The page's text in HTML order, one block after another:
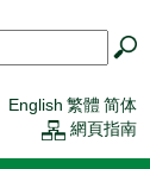
English 繁體 简体
網頁指南